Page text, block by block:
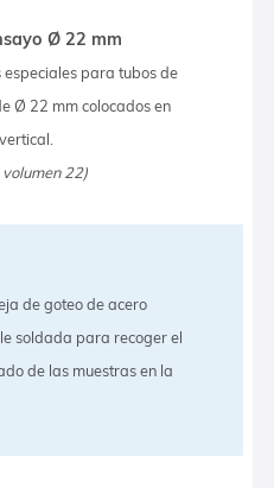
Ø 22 mm
especiales para tubos de
Ø 22 mm colocados en
volumen 22)
de goteo de acero
soldada para recoger el
de las muestras en la